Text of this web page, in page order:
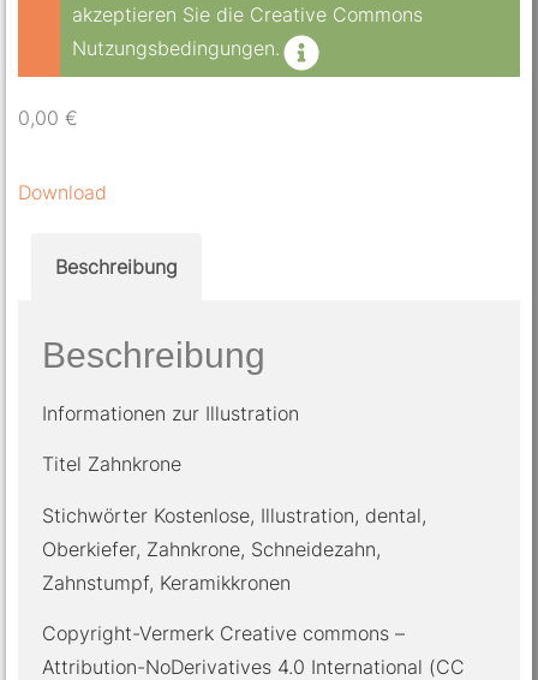
akzeptieren Sie die Creative Commons
Nutzungsbedingungen.
0,00 €
Download
Beschreibung
Beschreibung
Informationen zur Illustration
Titel Zahnkrone
Stichwörter Kostenlose, Illustration, dental,
Oberkiefer, Zahnkrone, Schneidezahn,
Zahnstumpf, Keramikkronen
Copyright-Vermerk Creative commons –
Attribution-NoDerivatives 4.0 International (CC